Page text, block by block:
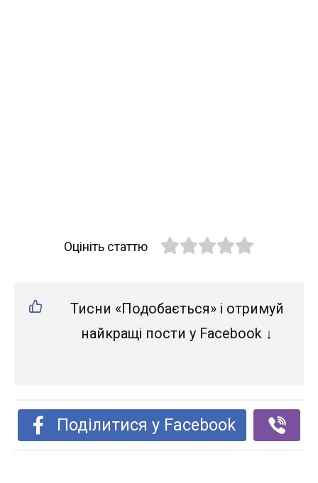
Оцініть статтю
Тисни «Подобається» і отримуй
найкращі пости у Facebook ↓
Поділитися у Facebook